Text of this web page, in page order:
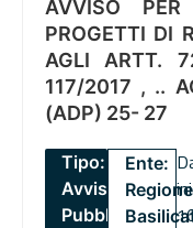
AVVISO
PROGETTI DI
AGLI ARTT.
117/2017 , ..
(ADP) 25- 27
Tipo:
Avviso
Pubblico
Ente:
Regione